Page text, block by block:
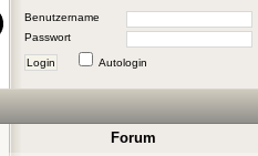
Benutzername
Passwort
Login Autologin
Forum